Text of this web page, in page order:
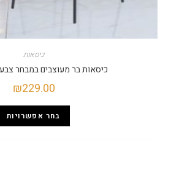
כיסאות
כיסאות בר מעוצבים במבחר
₪229.00
בחר אפשרויות